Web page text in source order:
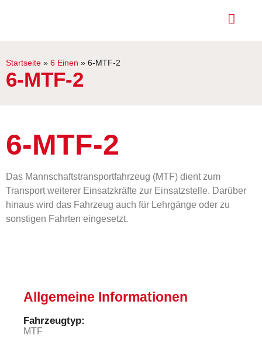
Startseite » 6 Einen » 6-MTF-2
6-MTF-2
6-MTF-2
Das Mannschaftstransportfahrzeug (MTF) dient zum
Transport weiterer Einsatzkräfte zur Einsatzstelle. Darüber
hinaus wird das Fahrzeug auch für Lehrgänge oder zu
sonstigen Fahrten eingesetzt.
Allgemeine Informationen
Fahrzeugtyp:
MTF